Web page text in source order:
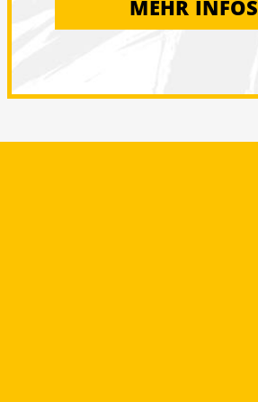
MEHR INFOS